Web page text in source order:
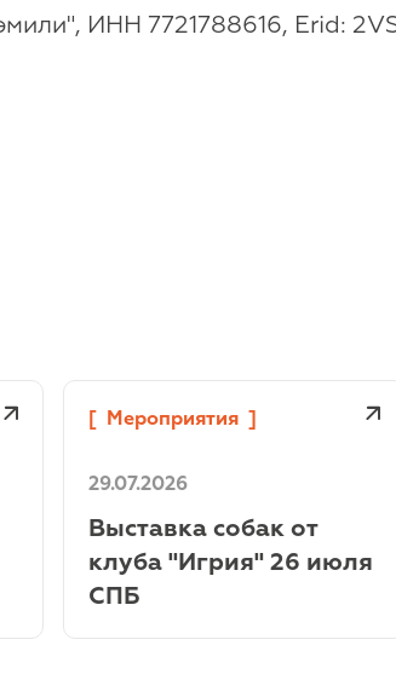
ИНН 7721788616, Erid:
Мероприятия
29.07.2026
Выставка собак от
клуба "Игрия" 26 июля
СПБ